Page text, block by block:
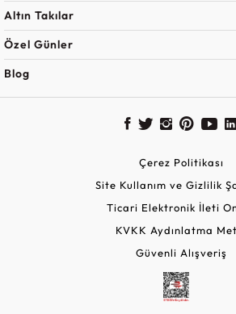
Altın Takılar
Özel Günler
Blog
Çerez Politikası
Site Kullanım ve Gizlilik
Ticari Elektronik İleti
KVKK Aydınlatma
Güvenli Alışveriş